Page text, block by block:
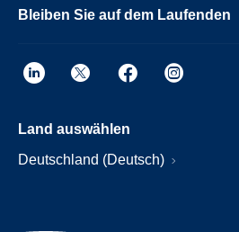
Bleiben Sie auf dem Laufenden
Land auswählen
Deutschland (Deutsch)